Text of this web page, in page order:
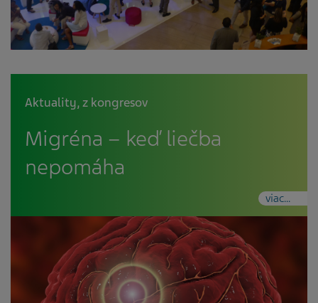
Aktuality,z kongresov
Migréna – keď liečba
nepomáha
viac...